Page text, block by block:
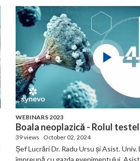
WEBINARS 2023
Boala neoplazică - Rolul
39 views October 02, 2024
Șef Lucrări Dr. Radu Ursu și Asist. Univ.
împreună cu gazda evenimentului,